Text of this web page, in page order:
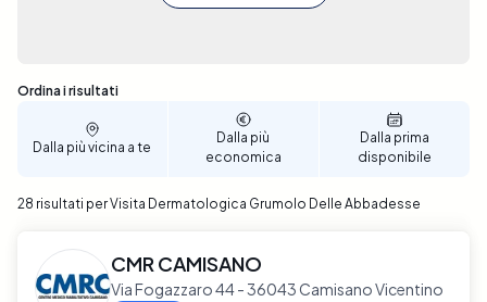
Sono stati trovati 28 risultati
Ordina i risultati
Dalla più vicina a te
Dalla più
economica
Dalla prima
disponibile
28 risultati per Visita Dermatologica Grumolo Delle Abbadesse
CMR CAMISANO
Via Fogazzaro 44 - 36043 Camisano Vicentino